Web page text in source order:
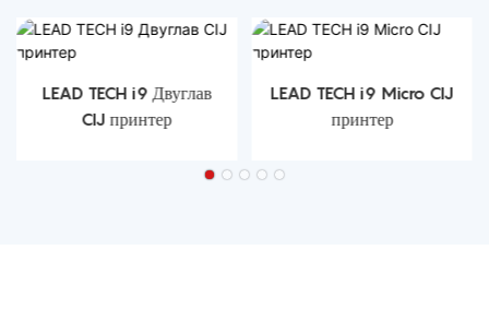
LEAD TECH i9 Двуглав
CIJ принтер
LEAD TECH i9 Micro CIJ
принтер